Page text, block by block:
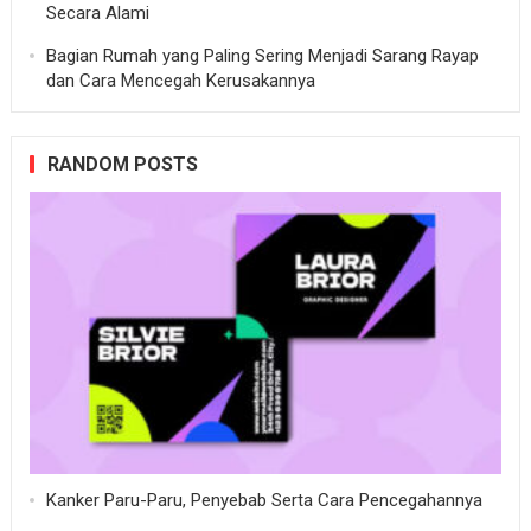
Secara Alami
Bagian Rumah yang Paling Sering Menjadi Sarang Rayap
dan Cara Mencegah Kerusakannya
RANDOM POSTS
Kanker Paru-Paru, Penyebab Serta Cara Pencegahannya